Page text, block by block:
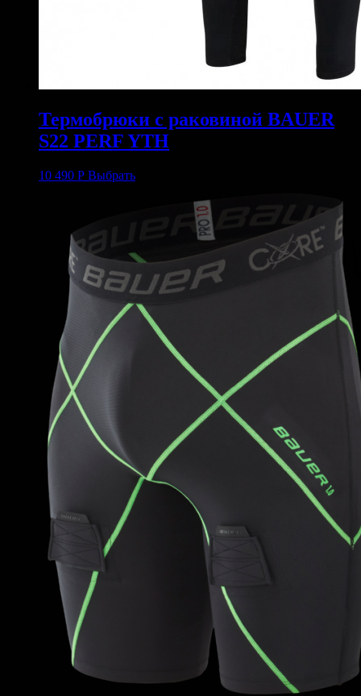
Термобрюки с раковиной BAUER
S22 PERF YTH
10 490 Р Выбрать